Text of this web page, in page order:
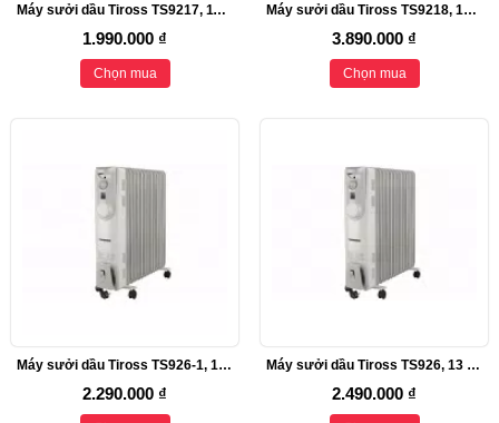
Máy sưởi dầu Tiross TS9217, 11 thanh
1.990.000 ₫
Chọn mua
Máy sưởi dầu Tiross TS9218, 12 thanh, 2500W
3.890.000 ₫
Chọn mua
Máy sưởi dầu Tiross TS926-1, 13 thanh sưởi, 2700W
2.290.000 ₫
Máy sưởi dầu Tiross TS926, 13 thanh sưởi, 2900W
2.490.000 ₫